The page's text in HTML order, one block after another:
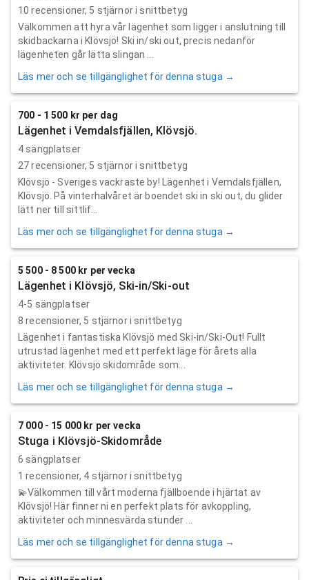
10 recensioner, 5 stjärnor i snittbetyg
Välkommen att hyra vår lägenhet som ligger i anslutning till
skidbackarna i Klövsjö! Ski in/ski out, precis nedanför
lägenheten går lätta slingan ...
Läs mer och se tillgänglighet för denna stuga →
700 - 1 500 kr per dag
Lägenhet i Vemdalsfjällen, Klövsjö.
4 sängplatser
27recensioner, 5 stjärnor i snittbetyg
Klövsjö - Sveriges vackraste by! Lägenhet i Vemdalsfjällen,
Klövsjö. På vinterhalvåret är boendet ski in ski out, du glider
lätt ner till sittlif...
Läs mer och se tillgänglighet för denna stuga →
5 500 - 8 500 kr per vecka
Lägenhet i Klövsjö, Ski-in/Ski-out
4-5 sängplatser
8 recensioner, 5 stjärnor i snittbetyg
Lägenhet i fantastiska Klövsjö med Ski-in/Ski-Out! Fullt
utrustad lägenhet med ett perfekt läge för årets alla
aktiviteter. Klövsjö skidområde som...
Läs mer och se tillgänglighet för denna stuga →
7 000 - 15 000 kr per vecka
Stuga i Klövsjö-Skidområde
6 sängplatser
1 recensioner, 4 stjärnor i snittbetyg
💫Välkommen till vårt moderna fjällboende i hjärtat av
Klövsjö! Här finner ni en perfekt plats för avkoppling,
aktiviteter och minnesvärda stunder ...
Läs mer och se tillgänglighet för denna stuga →